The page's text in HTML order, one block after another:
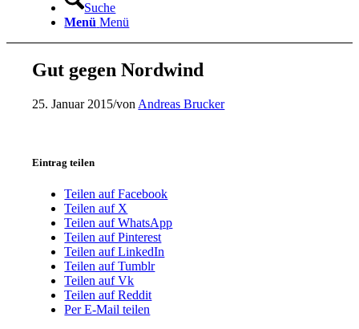
Suche
Menü Menü
Gut gegen Nordwind
25. Januar 2015/von Andreas Brucker
Eintrag teilen
Teilen auf Facebook
Teilen auf X
Teilen auf WhatsApp
Teilen auf Pinterest
Teilen auf LinkedIn
Teilen auf Tumblr
Teilen auf Vk
Teilen auf Reddit
Per E-Mail teilen